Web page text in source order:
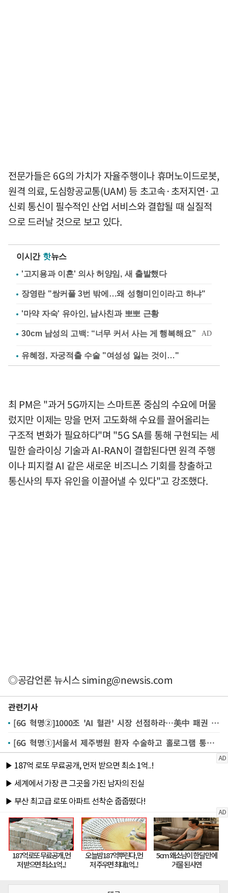
전문가들은 6G의 가치가 자율주행이나 휴머노이드로봇,
원격 의료, 도심항공교통(UAM) 등 초고속·초저지연·고
신뢰 통신이 필수적인 산업 서비스와 결합될 때 실질적
으로 드러날 것으로 보고 있다.
이시간 핫뉴스
'고지용과 이혼' 의사 허양임, 새 출발했다
장영란 "쌍커풀 3번 밖에…왜 성형미인이라고 하냐"
'마약 자숙' 유아인, 남사친과 뽀뽀 근황
유혜정, 자궁적출 수술 "여성성 잃는 것이…"
최 PM은 "과거 5G까지는 스마트폰 중심의 수요에 머물
렀지만 이제는 망을 먼저 고도화해 수요를 끌어올리는
구조적 변화가 필요하다"며 "5G SA를 통해 구현되는 세
밀한 슬라이싱 기술과 AI-RAN이 결합된다면 원격 주행
이나 피지컬 AI 같은 새로운 비즈니스 기회를 창출하고
통신사의 투자 유인을 이끌어낼 수 있다"고 강조했다.
◎공감언론 뉴시스siming@newsis.com
관련기사
[6G 혁명②]1000조 'AI 혈관' 시장 선점하라…美中 패권 경쟁
[6G 혁명①]서울서 제주병원 환자 수술하고 홀로그램 통화…'꿈의 통신' 시대 열린다